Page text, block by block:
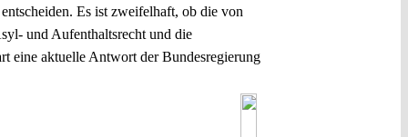
Es ist zweifelhaft, ob die von
und Aufenthaltsrecht und die
eine aktuelle Antwort der Bundesregierung